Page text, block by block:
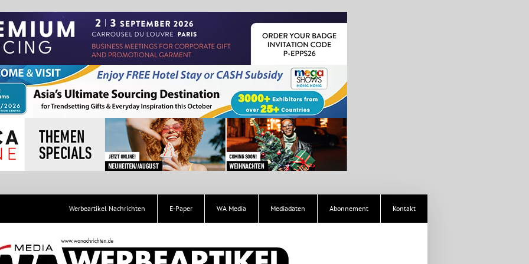
Werbeartikel Nachrichten E-Paper WA Media Mediadaten Abonnement Kontakt